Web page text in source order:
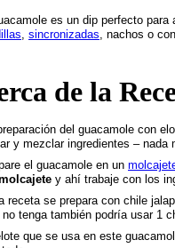
es un dip perfecto
sincronizadas , nachos o
de la
del guacamole con
y mezclar ingredientes – nada
el guacamole en un
y ahí trabaje con los
receta se prepara con chile
no tenga también podría usar 1
que se usa en este